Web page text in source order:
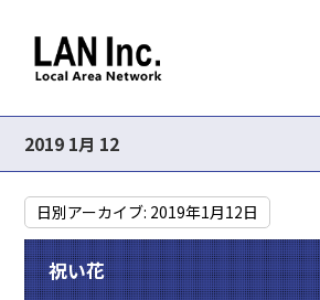
2019 1月 12
日別アーカイブ: 2019年1月12日
祝い花